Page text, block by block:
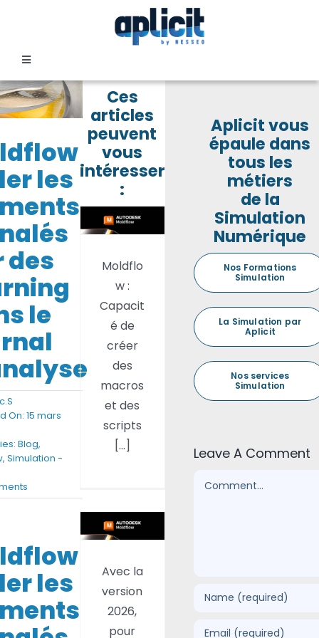
Toggle
Navigation
SECTEURS
FORMATION
SERVICES
TEMOIGNAGES
EVENEMENTS
SOCIETE
Rechercher:
les
des
le
On: 15 mars
Blog,
, Simulation -
on
Moldflow
éléments
signalés
par
des
Warning
dans
le
les
Ces
articles
peuvent
vous
intéresser
:
Moldflow :
Capacité
de créer
des
macros
et des
pour
l’automatisation
des
opérations
de
l’utilisateur
Moldflo
w :
Capacit
é de
créer
des
macros
et des
scripts
[...]
2026 :
Amélioration
calcul
de
retrait
Avec la
version
2026,
pour
Aplicit vous
épaule dans
tous les
métiers
de la
Simulation
Numérique
Nos Formations
Simulation
La Simulation par
Aplicit
Nos services
Simulation
Leave A Comment
Comment